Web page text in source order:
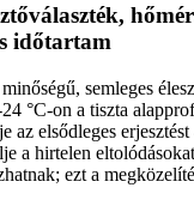
időtartam
semleges
°C-on a tiszta
az elsődleges
a hirtelen
ezt a